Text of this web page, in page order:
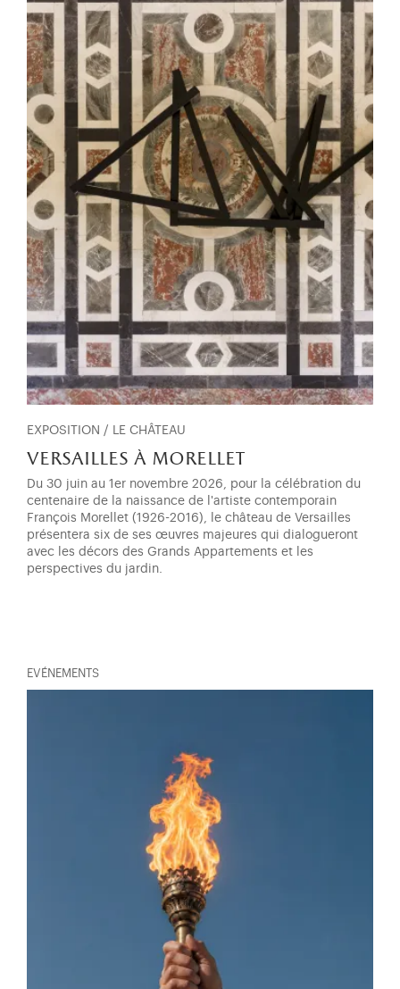
EXPOSITION / LE CHÂTEAU
versailles à morellet
Du 30 juin au 1er novembre 2026, pour la célébration du
centenaire de la naissance de l'artiste contemporain
François Morellet (1926-2016), le château de Versailles
présentera six de ses œuvres majeures qui dialogueront
avec les décors des Grands Appartements et les
perspectives du jardin.
EVÉNEMENTS